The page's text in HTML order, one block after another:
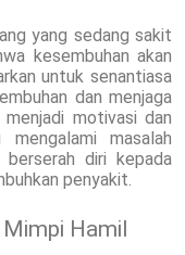
yang sedang sakit
kesembuhan akan
untuk senantiasa
dan menjaga
motivasi dan
masalah
diri kepada
penyakit.
Hamil